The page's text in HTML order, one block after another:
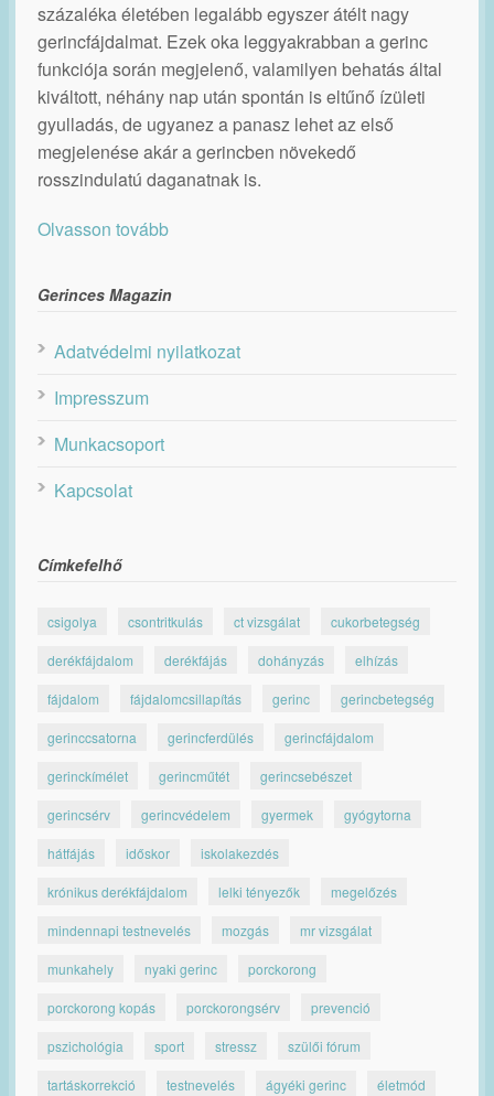
százaléka életében legalább egyszer átélt nagy
gerincfájdalmat. Ezek oka leggyakrabban a gerinc
funkciója során megjelenő, valamilyen behatás által
kiváltott, néhány nap után spontán is eltűnő ízületi
gyulladás, de ugyanez a panasz lehet az első
megjelenése akár a gerincben növekedő
rosszindulatú daganatnak is.
Olvasson tovább
Gerinces Magazin
Adatvédelmi nyilatkozat
Impresszum
Munkacsoport
Kapcsolat
Címkefelhő
csigolya csontritkulás ct vizsgálat cukorbetegség
derékfájdalom derékfájás dohányzás elhízás
fájdalom fájdalomcsillapítás gerinc gerincbetegség
gerinccsatorna gerincferdülés gerincfájdalom
gerinckímélet gerincműtét gerincsebészet
gerincsérv gerincvédelem gyermek gyógytorna
hátfájás időskor iskolakezdés
krónikus derékfájdalom lelki tényezők megelőzés
mindennapi testnevelés mozgás mr vizsgálat
munkahely nyaki gerinc porckorong
porckorong kopás porckorongsérv prevenció
pszichológia sport stressz szülői fórum
tartáskorrekció testnevelés ágyéki gerinc életmód